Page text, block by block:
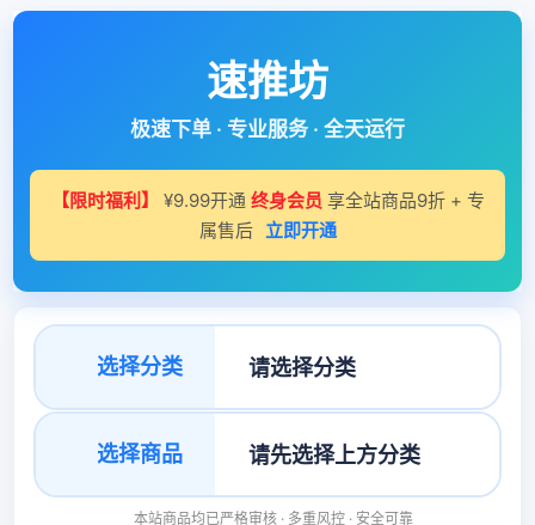
速推坊
极速下单 · 专业服务 · 全天运行
【限时福利】 ¥9.99开通 终身会员 享全站商品9折 + 专
属售后 立即开通
选择分类
选择商品
本站商品均已严格审核 · 多重风控 · 安全可靠